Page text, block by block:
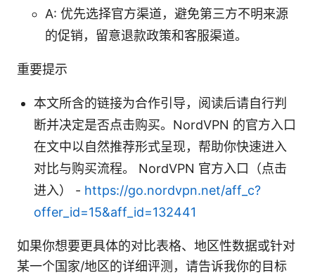
A: 优先选择官方渠道，避免第三方不明来源
的促销，留意退款政策和客服渠道。
重要提示
本文所含的链接为合作引导，阅读后请自行判
断并决定是否点击购买。NordVPN 的官方入口
在文中以自然推荐形式呈现，帮助你快速进入
对比与购买流程。 NordVPN 官方入口（点击
进入） - https://go.nordvpn.net/aff_c?
offer_id=15&aff_id=132441
如果你想要更具体的对比表格、地区性数据或针对
某一个国家/地区的详细评测，请告诉我你的目标